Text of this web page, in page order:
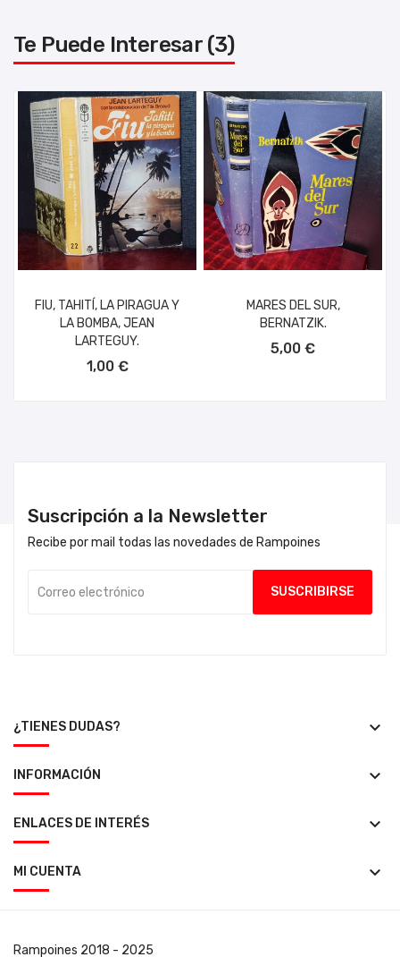
Te Puede Interesar (3)
FIU, TAHITÍ, LA PIRAGUA Y
LA BOMBA, JEAN
LARTEGUY.
1,00 €
MARES DEL SUR,
BERNATZIK.
5,00 €
Suscripción a la Newsletter
Recibe por mail todas las novedades de Rampoines
¿TIENES DUDAS? keyboard_arrow_down
INFORMACIÓN keyboard_arrow_down
ENLACES DE INTERÉS keyboard_arrow_down
MI CUENTA keyboard_arrow_down
Rampoines 2018 - 2025